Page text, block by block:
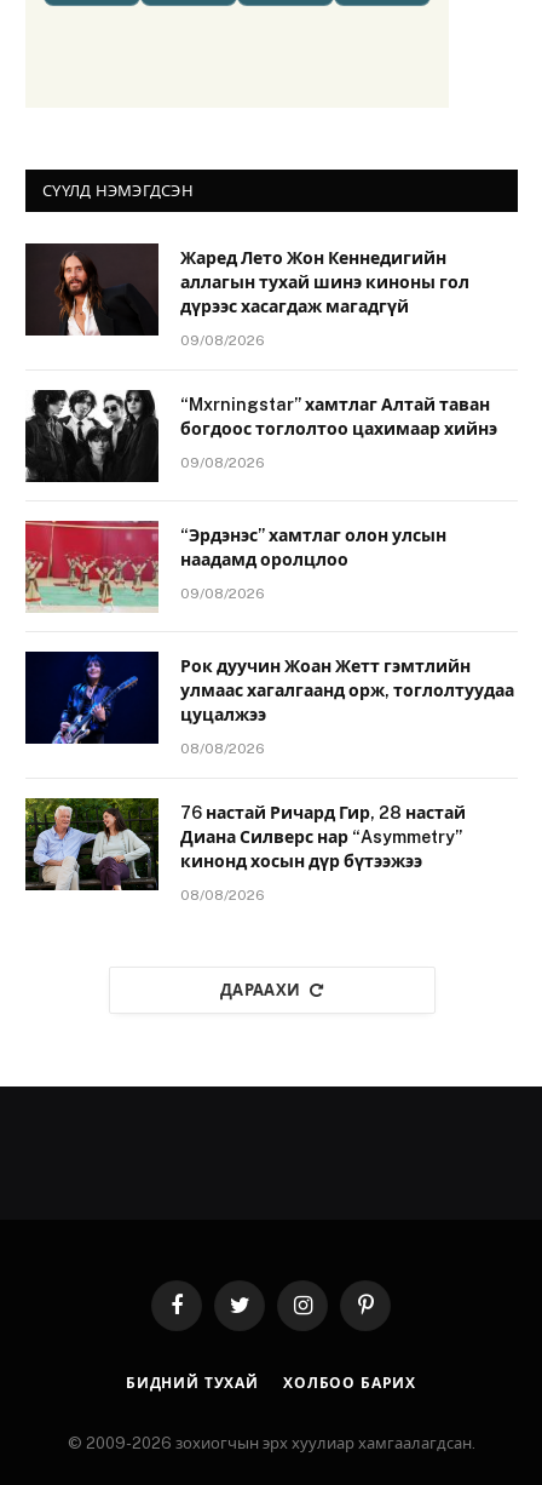
СҮҮЛД НЭМЭГДСЭН
Жаред Лето Жон Кеннедигийн
аллагын тухай шинэ киноны гол
дүрээс хасагдаж магадгүй
09/08/2026
“Mxrningstar” хамтлаг Алтай таван
богдоос тоглолтоо цахимаар хийнэ
09/08/2026
“Эрдэнэс” хамтлаг олон улсын
наадамд оролцлоо
09/08/2026
Рок дуучин Жоан Жетт гэмтлийн
улмаас хагалгаанд орж, тоглолтуудаа
цуцалжээ
08/08/2026
76 настай Ричард Гир, 28 настай
Диана Силверс нар “Asymmetry”
кинонд хосын дүр бүтээжээ
08/08/2026
ДАРААХИ
FacebookTwitter InstagramPinterest
БИДНИЙ ТУХАЙ ХОЛБОО БАРИХ
© 2009-2026 зохиогчын эрх хуулиар хамгаалагдсан.